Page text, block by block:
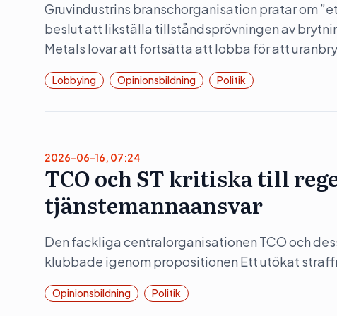
Gruvindustrins branschorganisation pratar om
beslut att likställa tillståndsprövningen av
Metals lovar att fortsätta att lobba för att
Lobbying Opinionsbildning Politik
2026-06-16, 07:24
TCO och ST kritiska till
tjänstemannaansvar
Den fackliga centralorganisationen TCO och
klubbade igenom propositionen Ett utökat
Opinionsbildning Politik